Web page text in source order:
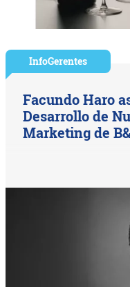
InfoGerentes
Facundo Haro
Desarrollo de
Marketing de